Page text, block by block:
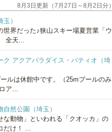
8月3日更新（7月27日～8月2日分）
）
世界だった♪狭山スキー場夏営業「ウ
全天...
ク アクアパラダイス・パティオ（埼
ルは休館中です。（25mプールのみ
ア...
然公園（埼玉）
な動物」といわれる「クオッカ」の
だけ！ ...